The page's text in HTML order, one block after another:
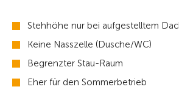
Stehhöhe nur bei aufgestelltem
Keine Nasszelle (Dusche/WC)
Begrenzter Stau-Raum
Eher für den Sommerbetrieb